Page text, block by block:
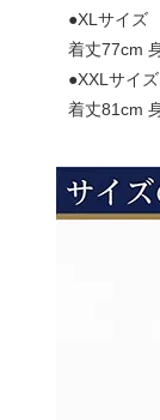
●XLサイズ
着丈77cm
●XXLサイズ
着丈81cm